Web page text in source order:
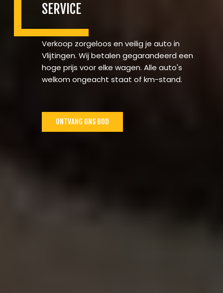
SERVICE
Verkoop zorgeloos en veilig je auto in
Vlijtingen. Wij betalen gegarandeerd een
hoge prijs voor elke wagen. Alle auto's
welkom ongeacht staat of km-stand.
ONTVANG ONS BOD